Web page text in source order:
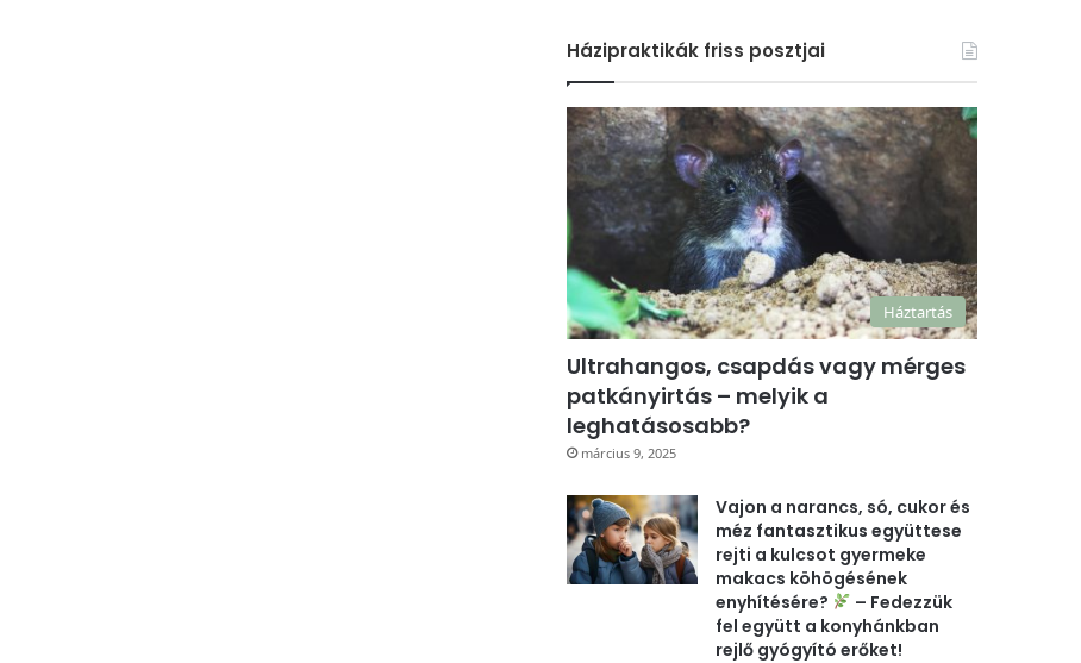
Házipraktikák friss posztjai
Háztartás
Ultrahangos, csapdás vagy mérges
patkányirtás – melyik a
leghatásosabb?
március 9, 2025
Vajon a narancs, só, cukor és
méz fantasztikus együttese
rejti a kulcsot gyermeke
makacs köhögésének
enyhítésére?
– Fedezzük
fel együtt a konyhánkban
rejlő gyógyító erőket!